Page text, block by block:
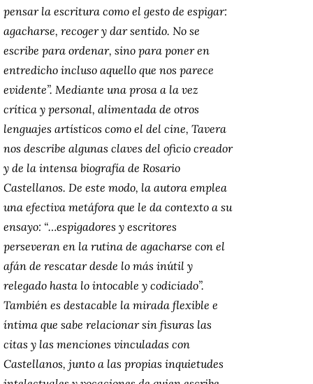
pensar la escritura como el gesto de espigar:
agacharse, recoger y dar sentido. No se
escribe para ordenar, sino para poner en
entredicho incluso aquello que nos parece
evidente”. Mediante una prosa a la vez
crítica y personal, alimentada de otros
lenguajes artísticos como el del cine, Tavera
nos describe algunas claves del oficio creador
y de la intensa biografía de Rosario
Castellanos. De este modo, la autora emplea
una efectiva metáfora que le da contexto a su
ensayo: “…espigadores y escritores
perseveran en la rutina de agacharse con el
afán de rescatar desde lo más inútil y
relegado hasta lo intocable y codiciado”.
También es destacable la mirada flexible e
íntima que sabe relacionar sin fisuras las
citas y las menciones vinculadas con
Castellanos, junto a las propias inquietudes